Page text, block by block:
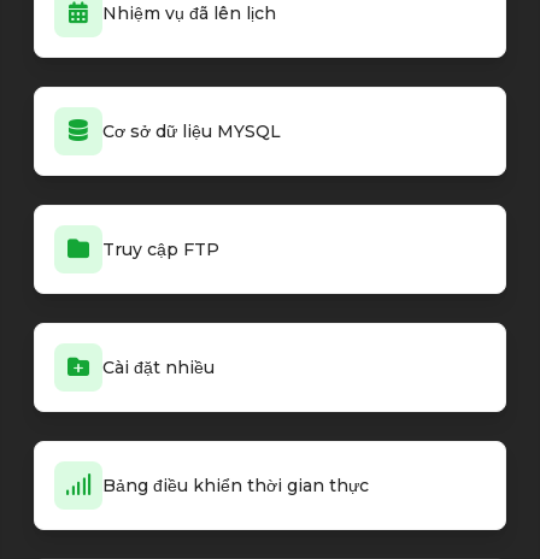
Nhiệm vụ đã lên lịch
Cơ sở dữ liệu MYSQL
Truy cập FTP
Cài đặt nhiều
Bảng điều khiển thời gian thực